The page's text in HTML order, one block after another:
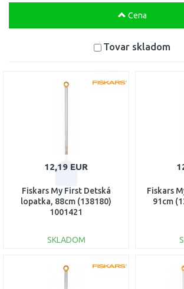
Cena
Tovar skladom
12,19 EUR
Fiskars My First Detská
lopatka, 88cm (138180)
1001421
SKLADOM
DO KOŠÍKA
Fiskars
91cm